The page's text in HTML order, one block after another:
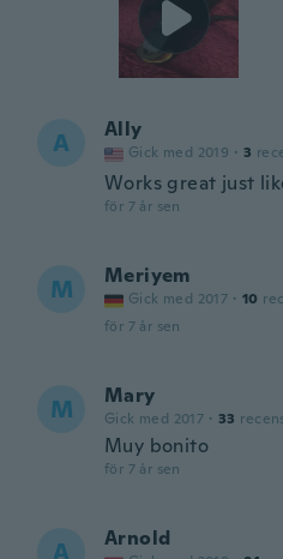
A Ally
Gick med 2019 · 3
Works great just
för 7 år sen
M Meriyem
Gick med 2017 · 10
för 7 år sen
M Mary
Gick med 2017 · 33
Muy bonito
för 7 år sen
A Arnold